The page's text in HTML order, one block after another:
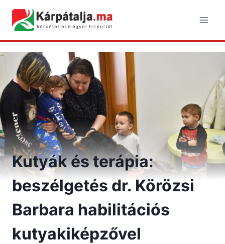
content
Kutyák és terápia:
beszélgetés dr. Körözsi
Barbara habilitációs
kutyakiképzővel